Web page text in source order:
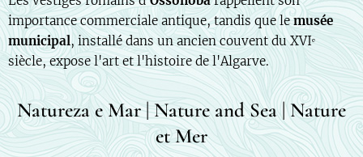
importance commerciale antique, tandis que lemusée
municipal, installé dans un ancien couvent du XVIᵉ
siècle, expose l'art et l'histoire de l'Algarve.
Natureza e Mar | Nature and Sea | Nature
et Mer